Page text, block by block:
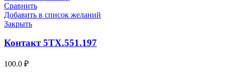
Сравнить
Добавить в список желаний
Закрыть
Контакт 5ТХ.551.197
100.0 ₽